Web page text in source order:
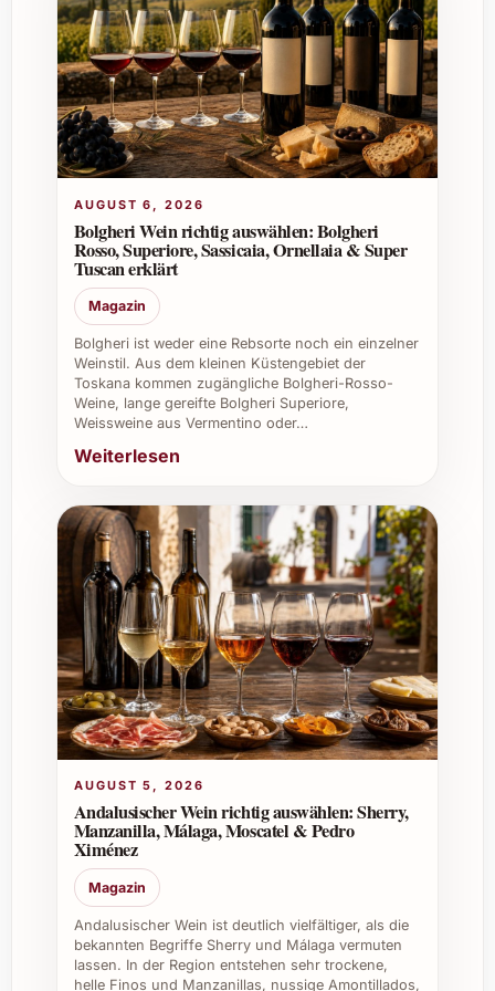
warm, um die feinen Nuancen voll zur
Geltung zu bringen.
Ist Les Aubaguetes 2019 ein biologisch
angebauter Wein?
Je nach Abfüllung kann Les Aubaguetes 2019
auch aus biologischem Anbau stammen.
Details finden Sie auf dem Etikett oder in der
jeweiligen Beschreibung des Weinguts.
Individuelle Tipps und Vorteile für
unterschiedliche
Verwendungszwecke
Les Aubaguetes 2019 ist eine ausgezeichnete
Wahl für private Feiern, bei denen der Wein
begeistert. Ob an Weihnachten oder Silvester
überzeugt er durch seinen Charakter, der
festliche Stimmung unterstreicht. Bei
Sommerfesten bringt er fruchtige Frische in
die Runde.
Im Berufsleben setzt Les Aubaguetes 2019
ein stilvolles Zeichen – sei es bei
Firmenevents, in der Gastronomie oder als
besonderes Angebot im Weinkeller eines
Restaurants. Gerade Caterings profitieren von
seiner Beliebtheit und dem unkomplizierten
Genussmoment. Durch seine Qualität und
Authentizität bleibt er bei Gästen und Kunden
positiv in Erinnerung.
AUGUST 6, 2026
Bolgheri Wein richtig auswählen: Bolgheri
Rosso, Superiore, Sassicaia, Ornellaia & Super
Tuscan erklärt
Magazin
Bolgheri ist weder eine Rebsorte noch ein einzelner
Weinstil. Aus dem kleinen Küstengebiet der
Toskana kommen zugängliche Bolgheri-Rosso-
Weine, lange gereifte Bolgheri Superiore,
Weissweine aus Vermentino oder…
Weiterlesen
AUGUST 5, 2026
Andalusischer Wein richtig auswählen: Sherry,
Manzanilla, Málaga, Moscatel & Pedro
Ximénez
Magazin
Andalusischer Wein ist deutlich vielfältiger, als die
bekannten Begriffe Sherry und Málaga vermuten
lassen. In der Region entstehen sehr trockene,
helle Finos und Manzanillas, nussige Amontillados,